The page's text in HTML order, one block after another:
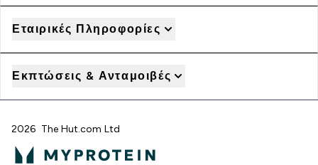
Εταιρικές Πληροφορίες
Εκπτώσεις & Ανταμοιβές
2026 The Hut.com Ltd